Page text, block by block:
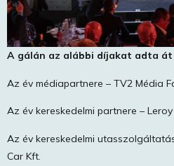
A gálán az alábbi díjakat adta
Az év médiapartnere – TV2 Média
Az év kereskedelmi partnere –
Az év kereskedelmi
Car Kft.